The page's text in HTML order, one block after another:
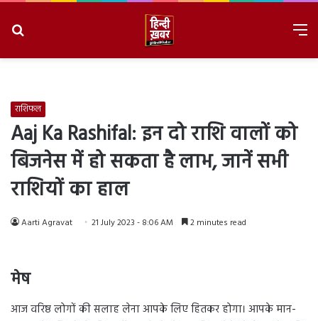
राशिफल
Aaj Ka Rashifal: इन दो राशि वालों को
बिजनेस में हो सकता है लाभ, जानें सभी
राशियों का हाल
Aarti Agravat 21 July 2023 - 8:06 AM 2 minutes read
मेष
आज वरिष्ठ लोगों की सलाह लेना आपके लिए हितकर होगा। आपके मान-